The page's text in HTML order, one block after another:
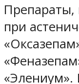
Препараты,
при
«Элениум».